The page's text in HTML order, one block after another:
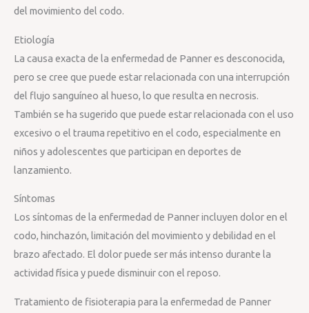
del movimiento del codo.
Etiología
La causa exacta de la enfermedad de Panner es desconocida,
pero se cree que puede estar relacionada con una interrupción
del flujo sanguíneo al hueso, lo que resulta en necrosis.
También se ha sugerido que puede estar relacionada con el uso
excesivo o el trauma repetitivo en el codo, especialmente en
niños y adolescentes que participan en deportes de
lanzamiento.
Síntomas
Los síntomas de la enfermedad de Panner incluyen dolor en el
codo, hinchazón, limitación del movimiento y debilidad en el
brazo afectado. El dolor puede ser más intenso durante la
actividad física y puede disminuir con el reposo.
Tratamiento de fisioterapia para la enfermedad de Panner